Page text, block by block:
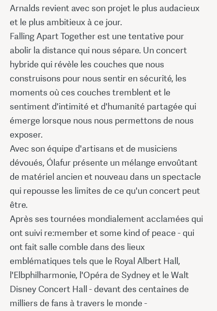
Arnalds revient avec son projet le plus audacieux
et le plus ambitieux à ce jour.
Falling Apart Together est une tentative pour
abolir la distance qui nous sépare. Un concert
hybride qui révèle les couches que nous
construisons pour nous sentir en sécurité, les
moments où ces couches tremblent et le
sentiment d'intimité et d'humanité partagée qui
émerge lorsque nous nous permettons de nous
exposer.
Avec son équipe d'artisans et de musiciens
dévoués, Ólafur présente un mélange envoûtant
de matériel ancien et nouveau dans un spectacle
qui repousse les limites de ce qu'un concert peut
être.
Après ses tournées mondialement acclamées qui
ont suivi re:member et some kind of peace - qui
ont fait salle comble dans des lieux
emblématiques tels que le Royal Albert Hall,
l'Elbphilharmonie, l'Opéra de Sydney et le Walt
Disney Concert Hall - devant des centaines de
milliers de fans à travers le monde -